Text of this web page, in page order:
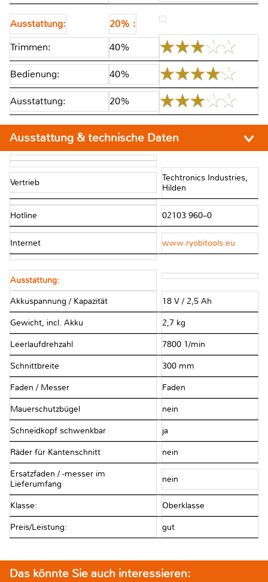
Ausstattung:
20% :
Trimmen:
40%
Bedienung: 40%
Ausstattung: 20%
Ausstattung & technische Daten
Vertrieb
Techtronics Industries,
Hilden
Hotline 02103 960–0
Internet www.ryobitools.eu
Ausstattung:
Akkuspannung / Kapazität 18 V / 2,5 Ah
Gewicht, incl. Akku 2,7 kg
Leerlaufdrehzahl 7800 1/min
Schnittbreite 300 mm
Faden / Messer Faden
Mauerschutzbügel nein
Schneidkopf schwenkbar ja
Räder für Kantenschnitt nein
Ersatzfaden / -messer im
Lieferumfang
nein
Klasse: Oberklasse
Preis/Leistung: gut
Das könnte Sie auch interessieren: